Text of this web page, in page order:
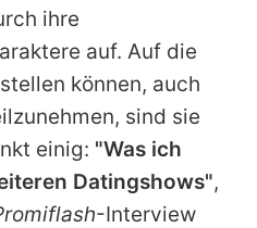
ihre
auf. Auf die
können, auch
sind sie
einig: "Was ich
Datingshows",
-Interview